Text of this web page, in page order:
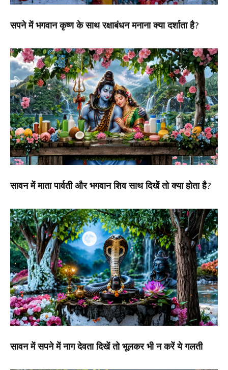
सपने में भगवान कृष्ण के साथ रक्षाबंधन मनाना क्या दर्शाता है?
सावन में माता पार्वती और भगवान शिव साथ दिखें तो क्या होता है?
सावन में सपने में नाग देवता दिखें तो भूलकर भी न करें ये गलती